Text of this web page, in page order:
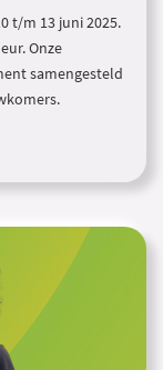
t/m 13 juni 2025.
Onze
samengesteld